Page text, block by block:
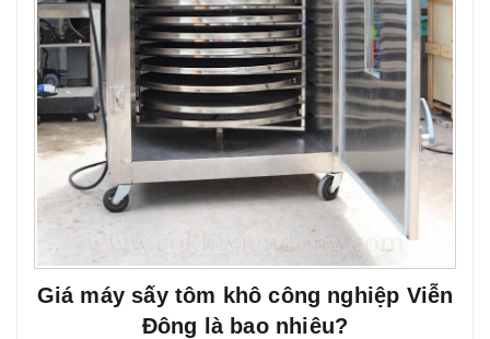
Giá máy sấy tôm khô công nghiệp Viễn
Đông là bao nhiêu?